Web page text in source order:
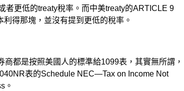
者更低的treaty稅率。而中美treaty的ARTICLE 9
得那塊，並沒有提到更低的稅率。
都是按照美國人的標準給1099表，其實無所謂，
表的Schedule NEC—Tax on Income Not
。